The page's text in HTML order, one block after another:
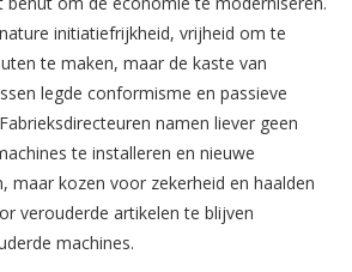
initiatiefrijkheid, vrijheid om te
te maken, maar de kaste van
legde conformisme en passieve
namen liever geen
te installeren en nieuwe
maar kozen voor zekerheid en haalden
verouderde artikelen te blijven
machines.